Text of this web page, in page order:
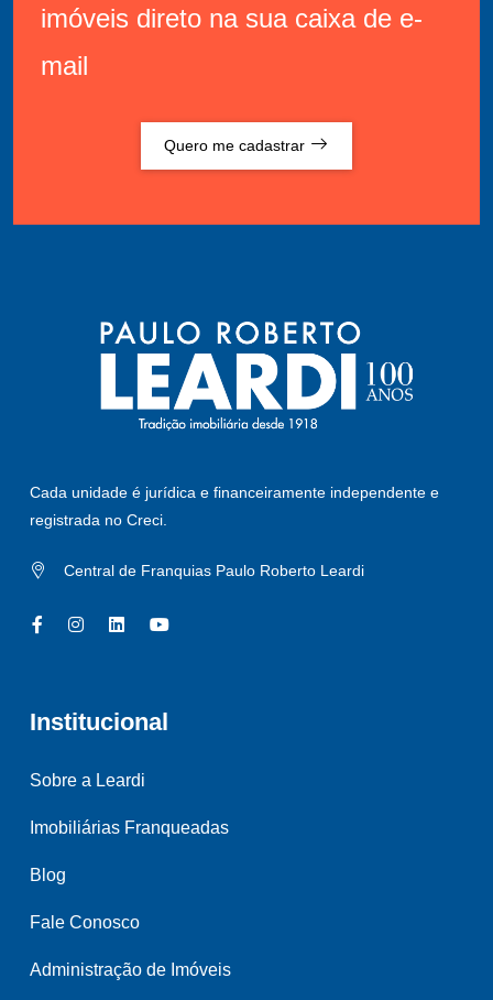
imóveis direto na sua caixa de e-
mail
Quero me cadastrar
Cada unidade é jurídica e financeiramente independente e
registrada no Creci.
Central de Franquias Paulo Roberto Leardi
Institucional
Sobre a Leardi
Imobiliárias Franqueadas
Blog
Fale Conosco
Administração de Imóveis